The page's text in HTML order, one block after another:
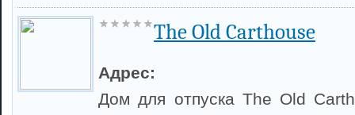
The Old Carthouse
Адрес:
Дом для отпуска The Old